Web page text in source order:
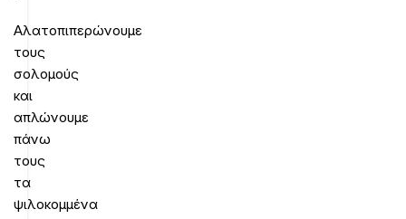
Αλατοπιπερώνουμε
τους
σολομούς
και
απλώνουμε
πάνω
τους
τα
ψιλοκομμένα